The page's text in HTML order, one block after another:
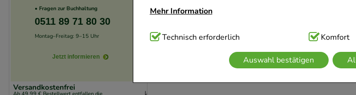
Mehr Information
Technisch Notwendig:Hierbei handelt es sich um
Website notwendig sind (z.B. Navigation, Warenkorb,
verzichtet werden kann.
Technisch erforderlich Komfort
Auswahl bestätigen
• Fragen zur Buchhaltung
0511 89 71 80 30
Montag–Freitag: 9–15 Uhr
Jetzt informieren
Versandkostenfrei